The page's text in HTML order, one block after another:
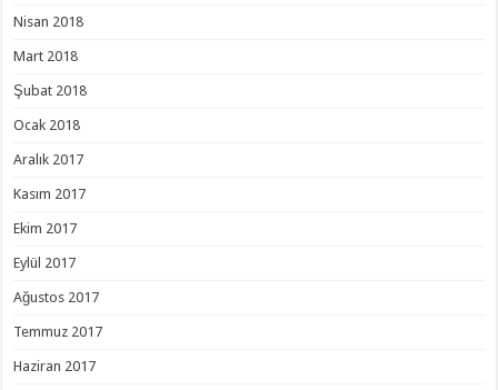
Nisan 2018
Mart 2018
Şubat 2018
Ocak 2018
Aralık 2017
Kasım 2017
Ekim 2017
Eylül 2017
Ağustos 2017
Temmuz 2017
Haziran 2017